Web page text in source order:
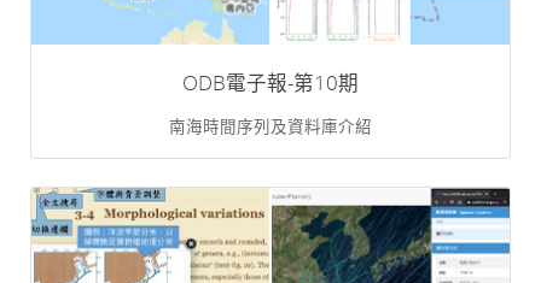
ODB電子報-第10期
南海時間序列及資料庫介紹